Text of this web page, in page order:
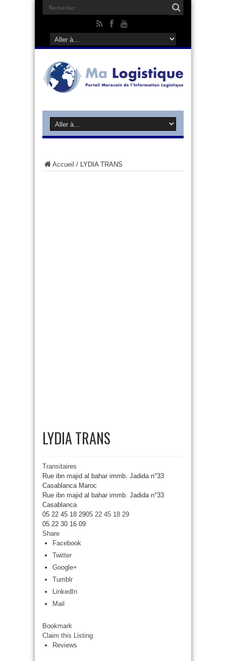
Accueil / LYDIA TRANS
LYDIA TRANS
Transitaires
Rue ibn majid al bahar immb. Jadida n°33
Casablanca Maroc
Rue ibn majid al bahar immb. Jadida n°33
Casablanca
05 22 45 18 2905 22 45 18 29
05 22 30 16 09
Share
Facebook
Twitter
Google+
Tumblr
LinkedIn
Mail
Bookmark
Claim this Listing
Reviews